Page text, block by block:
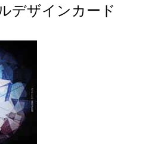
デザインカード